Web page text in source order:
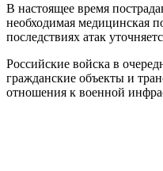
В настоящее время
необходимая медицинская
последствиях атак
Российские войска в
гражданские объекты и
отношения к военной